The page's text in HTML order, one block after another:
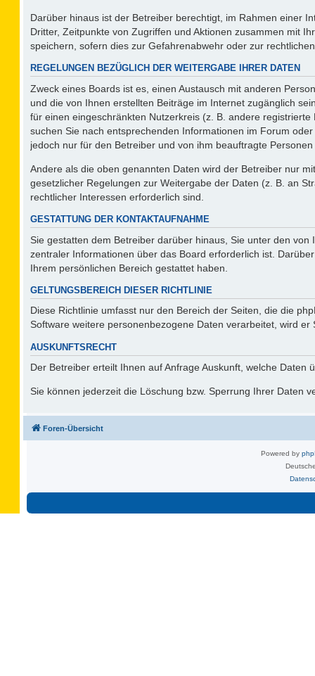
Darüber hinaus ist der Betreiber berechtigt, im Rahmen einer
Dritter, Zeitpunkte von Zugriffen und Aktionen zusammen mit
speichern, sofern dies zur Gefahrenabwehr oder zur
REGELUNGEN BEZÜGLICH DER WEITERGABE IHRER DATEN
Zweck eines Boards ist es, einen Austausch mit anderen
und die von Ihnen erstellten Beiträge im Internet zugänglich
für einen eingeschränkten Nutzerkreis (z. B. andere
suchen Sie nach entsprechenden Informationen im Forum
jedoch nur für den Betreiber und von ihm beauftragte
Andere als die oben genannten Daten wird der Betreiber nur
gesetzlicher Regelungen zur Weitergabe der Daten (z. B. an
rechtlicher Interessen erforderlich sind.
GESTATTUNG DER KONTAKTAUFNAHME
Sie gestatten dem Betreiber darüber hinaus, Sie unter den
zentraler Informationen über das Board erforderlich ist.
Ihrem persönlichen Bereich gestattet haben.
GELTUNGSBEREICH DIESER RICHTLINIE
Diese Richtlinie umfasst nur den Bereich der Seiten, die die
Software weitere personenbezogene Daten verarbeitet, wird
AUSKUNFTSRECHT
Der Betreiber erteilt Ihnen auf Anfrage Auskunft, welche Daten
Sie können jederzeit die Löschung bzw. Sperrung Ihrer Daten
Foren-Übersicht
Powered by